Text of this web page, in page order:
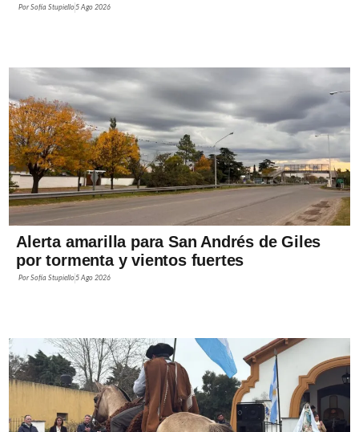
PorSofía Stupiello5 Ago 2026
Alerta amarilla para San Andrés de Giles
por tormenta y vientos fuertes
PorSofía Stupiello5 Ago 2026